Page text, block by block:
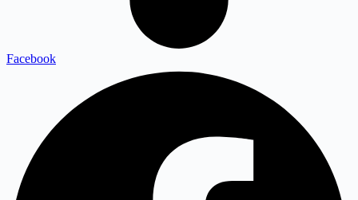
Facebook